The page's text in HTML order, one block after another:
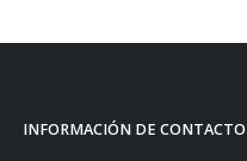
INFORMACIÓN DE CONTACTO